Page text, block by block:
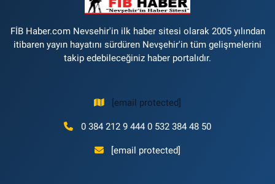
FİB Haber.com Nevsehir'in ilk haber sitesi olarak 2005 yılından
itibaren yayın hayatını sürdüren Nevşehir'in tüm gelişmelerini
takip edebileceğiniz haber portalıdır.
[email protected]
0 384 212 9 444 0 532 384 48 50
[email protected]